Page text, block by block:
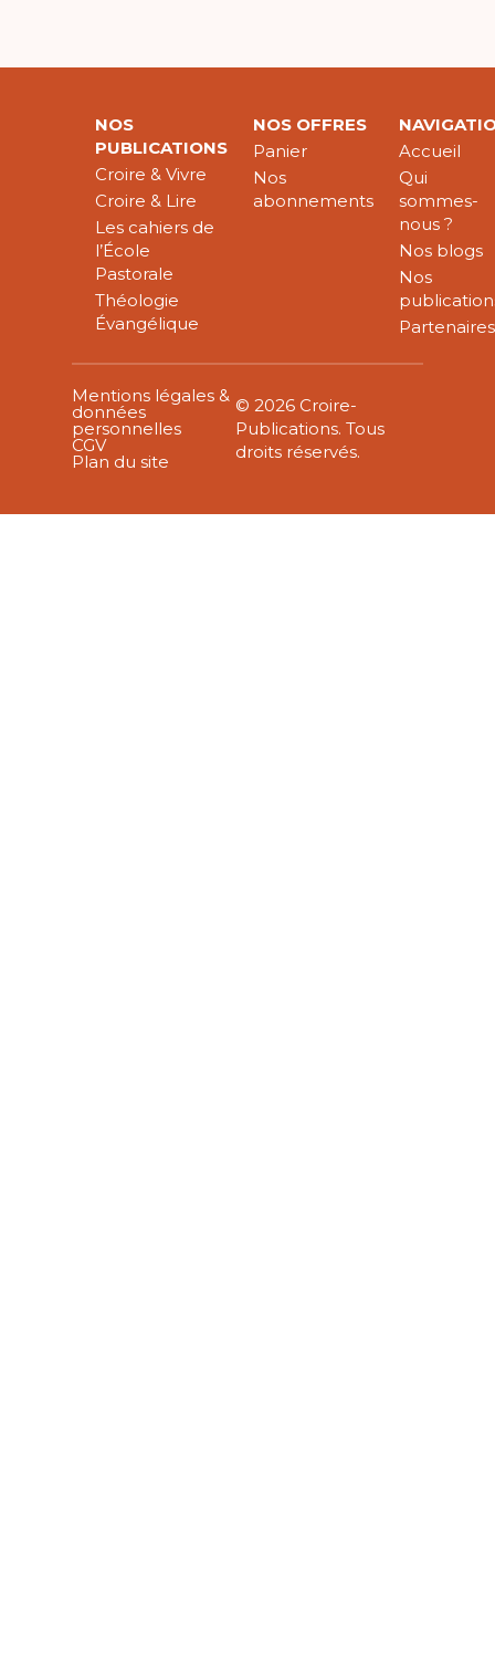
NOS
PUBLICATIONS
Croire & Vivre
Croire & Lire
Les cahiers de
l’École
Pastorale
Théologie
Évangélique
NOS OFFRES
Panier
Nos
abonnements
Accueil
Qui
sommes-
nous ?
Nos blogs
Nos
Partenaires
Mentions légales &
données
personnelles
CGV
Plan du site
© 2026 Croire-
Publications. Tous
droits réservés.